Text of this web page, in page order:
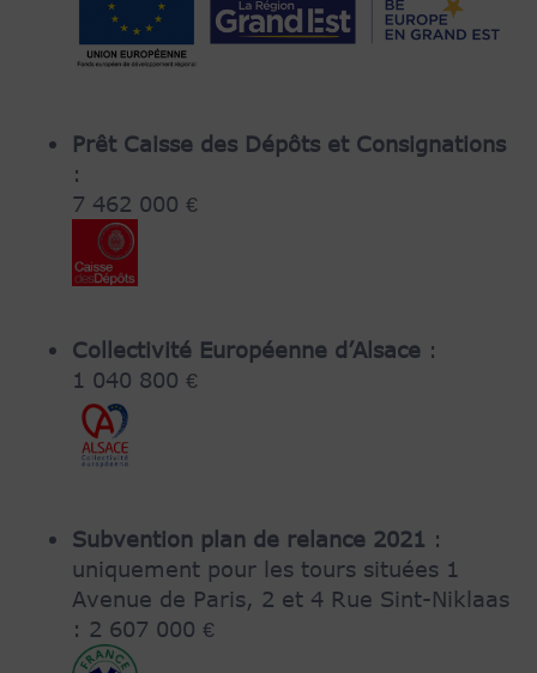
Prêt Caisse des Dépôts et Consignations
:
7 462 000 €
Collectivité Européenne d’Alsace :
1 040 800 €
Subvention plan de relance 2021 :
uniquement pour les tours situées 1
Avenue de Paris, 2 et 4 Rue Sint-Niklaas
: 2 607 000 €